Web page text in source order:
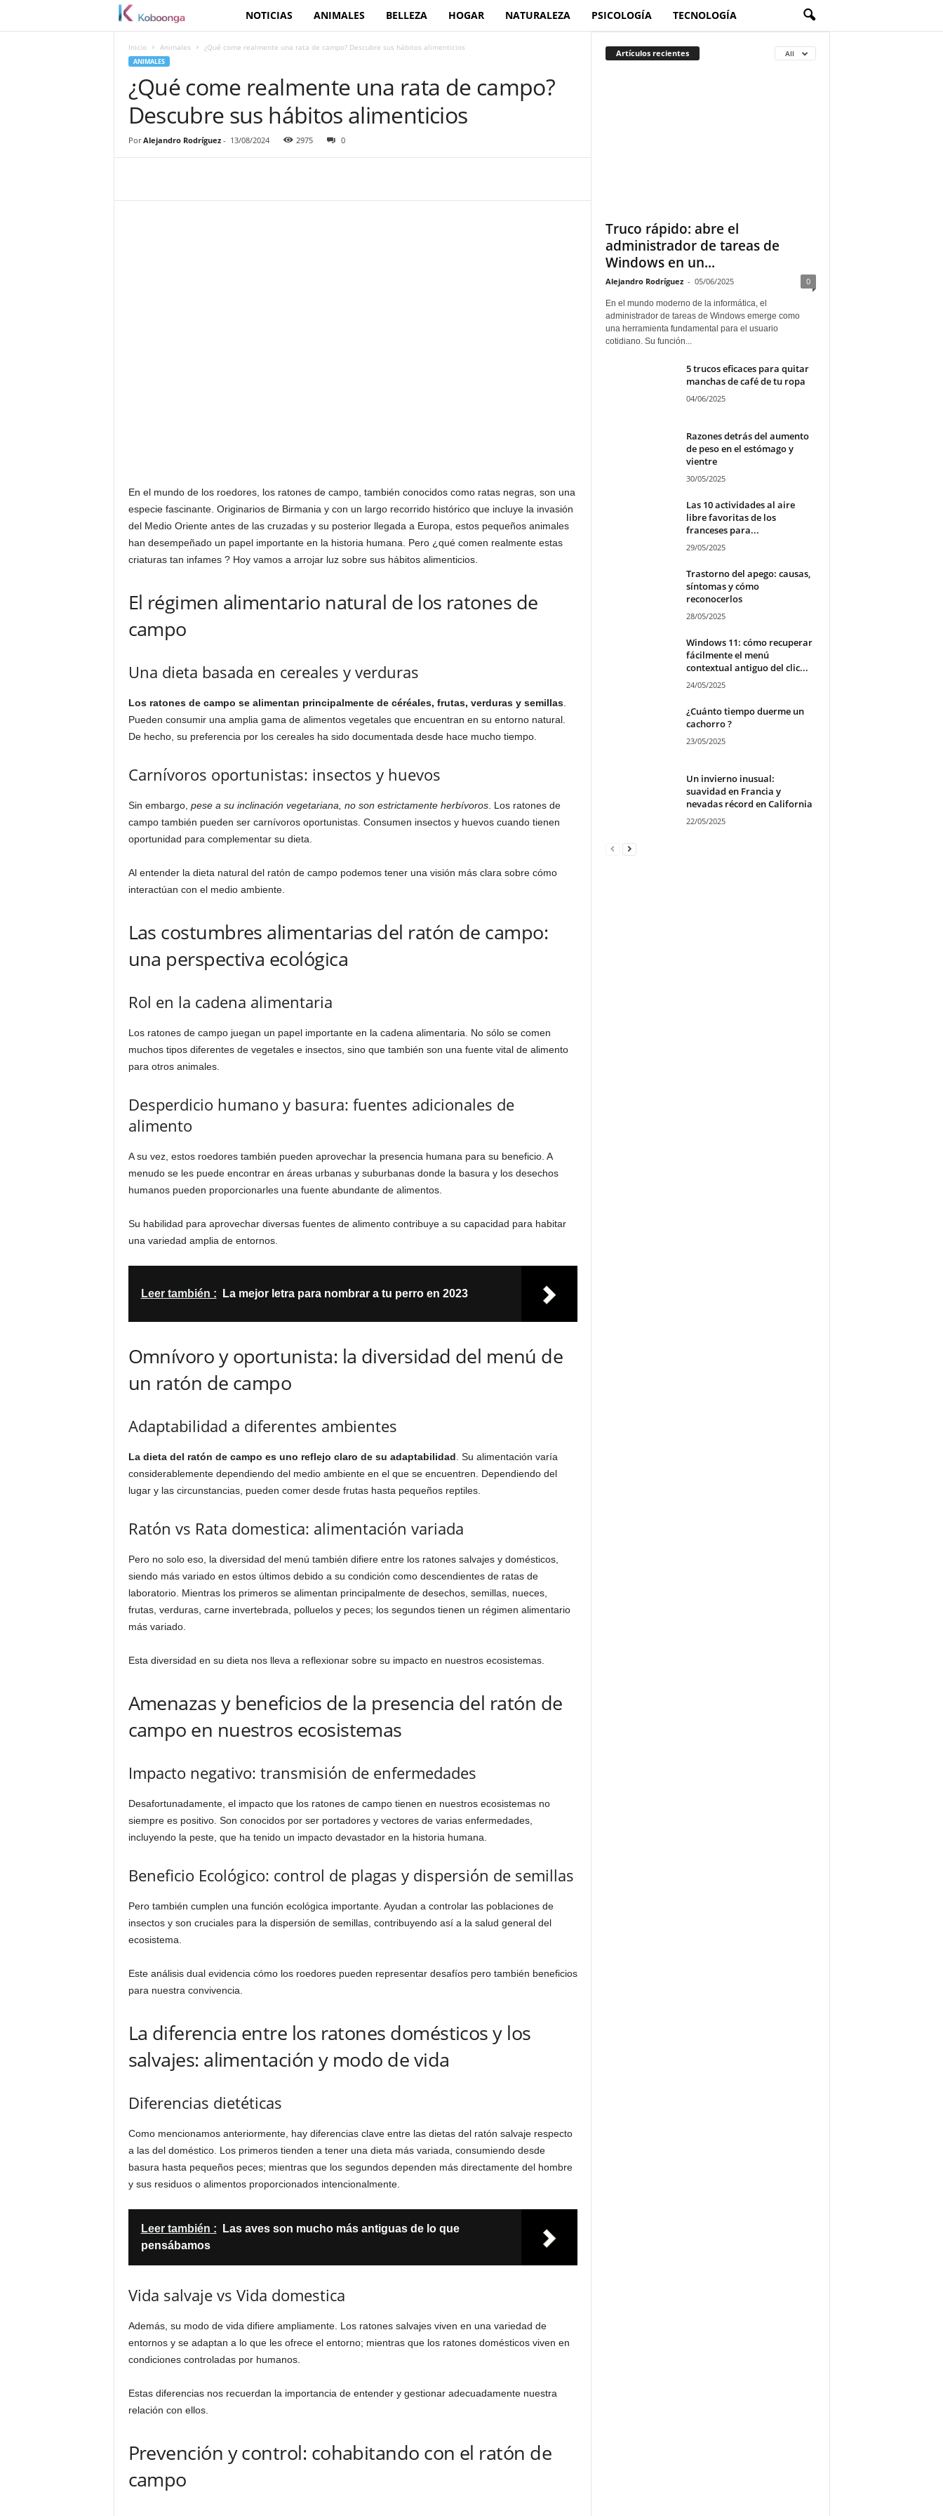
o
o
g
NOTICIAS ANIMALES BELLEZA HOGAR NATURALEZA PSICOLOGÍA TECNOLOGÍA
Inicio Animales ¿Qué come realmente una rata de campo? Descubre sus hábitos alimenticios
ANIMALES
¿Qué come realmente una rata de campo?
Descubre sus hábitos alimenticios
Por Alejandro Rodríguez- 13/08/2024 2975 0
En el mundo de los roedores, los ratones de campo, también conocidos como ratas negras, son una
especie fascinante. Originarios de Birmania y con un largo recorrido histórico que incluye la invasión
del Medio Oriente antes de las cruzadas y su posterior llegada a Europa, estos pequeños animales
han desempeñado un papel importante en la historia humana. Pero ¿qué comen realmente estas
criaturas tan infames ? Hoy vamos a arrojar luz sobre sus hábitos alimenticios.
El régimen alimentario natural de los ratones de
campo
Una dieta basada en cereales y verduras
Los ratones de campo se alimentan principalmente de céréales, frutas, verduras y semillas.
Pueden consumir una amplia gama de alimentos vegetales que encuentran en su entorno natural.
De hecho, su preferencia por los cereales ha sido documentada desde hace mucho tiempo.
Carnívoros oportunistas: insectos y huevos
Sin embargo, pese a su inclinación vegetariana, no son estrictamente herbívoros. Los ratones de
campo también pueden ser carnívoros oportunistas. Consumen insectos y huevos cuando tienen
oportunidad para complementar su dieta.
Al entender la dieta natural del ratón de campo podemos tener una visión más clara sobre cómo
interactúan con el medio ambiente.
Las costumbres alimentarias del ratón de campo:
una perspectiva ecológica
Rol en la cadena alimentaria
Los ratones de campo juegan un papel importante en la cadena alimentaria. No sólo se comen
muchos tipos diferentes de vegetales e insectos, sino que también son una fuente vital de alimento
para otros animales.
Desperdicio humano y basura: fuentes adicionales de
alimento
A su vez, estos roedores también pueden aprovechar la presencia humana para su beneficio. A
menudo se les puede encontrar en áreas urbanas y suburbanas donde la basura y los desechos
humanos pueden proporcionarles una fuente abundante de alimentos.
Su habilidad para aprovechar diversas fuentes de alimento contribuye a su capacidad para habitar
una variedad amplia de entornos.
Leer también : La mejor letra para nombrar a tu perro en 2023
Omnívoro y oportunista: la diversidad del menú de
un ratón de campo
Adaptabilidad a diferentes ambientes
La dieta del ratón de campo es uno reflejo claro de su adaptabilidad . Su alimentación varía
considerablemente dependiendo del medio ambiente en el que se encuentren. Dependiendo del
lugar y las circunstancias, pueden comer desde frutas hasta pequeños reptiles.
Ratón vs Rata domestica: alimentación variada
Pero no solo eso, la diversidad del menú también difiere entre los ratones salvajes y domésticos,
siendo más variado en estos últimos debido a su condición como descendientes de ratas de
laboratorio. Mientras los primeros se alimentan principalmente de desechos, semillas, nueces,
frutas, verduras, carne invertebrada, polluelos y peces; los segundos tienen un régimen alimentario
más variado.
Esta diversidad en su dieta nos lleva a reflexionar sobre su impacto en nuestros ecosistemas.
Amenazas y beneficios de la presencia del ratón de
campo en nuestros ecosistemas
Impacto negativo: transmisión de enfermedades
Desafortunadamente, el impacto que los ratones de campo tienen en nuestros ecosistemas no
siempre es positivo. Son conocidos por ser portadores y vectores de varias enfermedades,
incluyendo la peste, que ha tenido un impacto devastador en la historia humana.
Beneficio Ecológico: control de plagas y dispersión de semillas
Pero también cumplen una función ecológica importante. Ayudan a controlar las poblaciones de
insectos y son cruciales para la dispersión de semillas, contribuyendo así a la salud general del
ecosistema.
Este análisis dual evidencia cómo los roedores pueden representar desafíos pero también beneficios
para nuestra convivencia.
La diferencia entre los ratones domésticos y los
salvajes: alimentación y modo de vida
Diferencias dietéticas
Como mencionamos anteriormente, hay diferencias clave entre las dietas del ratón salvaje respecto
a las del doméstico. Los primeros tienden a tener una dieta más variada, consumiendo desde
basura hasta pequeños peces; mientras que los segundos dependen más directamente del hombre
y sus residuos o alimentos proporcionados intencionalmente.
Leer también :
Las aves son mucho más antiguas de lo que
pensábamos
Vida salvaje vs Vida domestica
Además, su modo de vida difiere ampliamente. Los ratones salvajes viven en una variedad de
entornos y se adaptan a lo que les ofrece el entorno; mientras que los ratones domésticos viven en
condiciones controladas por humanos.
Estas diferencias nos recuerdan la importancia de entender y gestionar adecuadamente nuestra
relación con ellos.
Prevención y control: cohabitando con el ratón de
campo
Artículos recientes All
Truco rápido: abre el
administrador de tareas de
Windows en un...
Alejandro Rodríguez - 05/06/2025 0
En el mundo moderno de la informática, el
administrador de tareas de Windows emerge como
una herramienta fundamental para el usuario
cotidiano. Su función...
5 trucos eficaces para quitar
manchas de café de tu ropa
04/06/2025
Razones detrás del aumento
de peso en el estómago y
vientre
30/05/2025
Las 10 actividades al aire
libre favoritas de los
franceses para...
29/05/2025
Trastorno del apego: causas,
síntomas y cómo
reconocerlos
28/05/2025
Windows 11: cómo recuperar
fácilmente el menú
contextual antiguo del clic...
24/05/2025
¿Cuánto tiempo duerme un
cachorro ?
23/05/2025
Un invierno inusual:
suavidad en Francia y
nevadas récord en California
22/05/2025